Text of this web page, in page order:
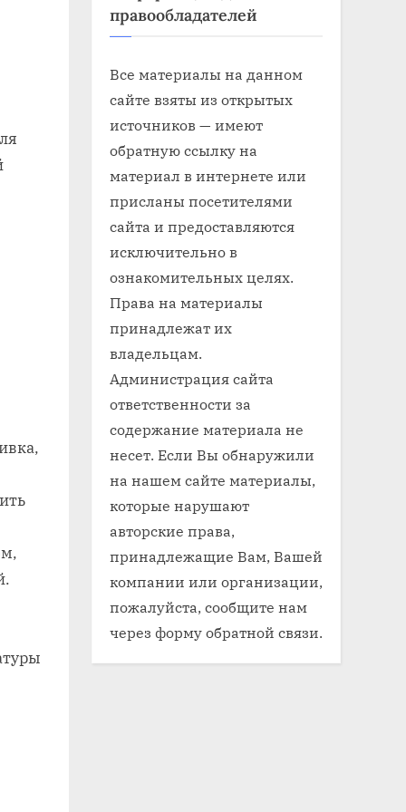
правообладателей
Все материалы на данном
сайте взяты из открытых
источников — имеют
обратную ссылку на
материал в интернете или
присланы посетителями
сайта и предоставляются
исключительно в
ознакомительных целях.
Права на материалы
принадлежат их
владельцам.
Администрация сайта
ответственности за
содержание материала не
несет. Если Вы обнаружили
на нашем сайте материалы,
которые нарушают
авторские права,
принадлежащие Вам, Вашей
компании или организации,
пожалуйста, сообщите нам
через форму обратной связи.